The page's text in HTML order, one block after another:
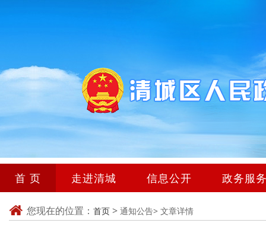
首 页 走进清城 信息公开 政务服
您现在的位置： 首页 > 通知公告> 文章详情